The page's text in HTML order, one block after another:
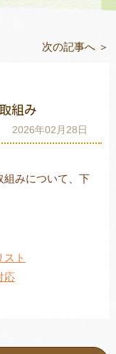
次の記事へ ＞
組み
2026年02月28日
組みについて、下
スト
応